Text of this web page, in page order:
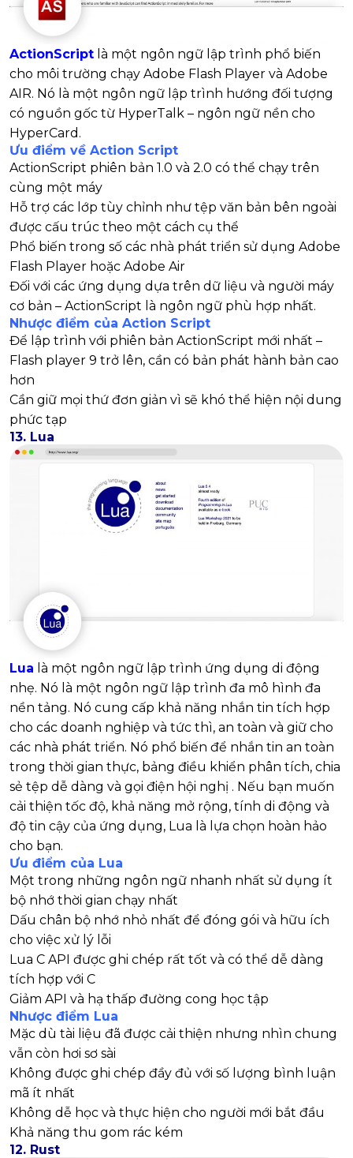
ActionScript là một ngôn ngữ lập trình phổ biến
cho môi trường chạy Adobe Flash Player và Adobe
AIR. Nó là một ngôn ngữ lập trình hướng đối tượng
có nguồn gốc từ HyperTalk – ngôn ngữ nền cho
HyperCard.
Ưu điểm về Action Script
ActionScript phiên bản 1.0 và 2.0 có thể chạy trên
cùng một máy
Hỗ trợ các lớp tùy chỉnh như tệp văn bản bên ngoài
được cấu trúc theo một cách cụ thể
Phổ biến trong số các nhà phát triển sử dụng Adobe
Flash Player hoặc Adobe Air
Đối với các ứng dụng dựa trên dữ liệu và người máy
cơ bản – ActionScript là ngôn ngữ phù hợp nhất.
Nhược điểm của Action Script
Để lập trình với phiên bản ActionScript mới nhất –
Flash player 9 trở lên, cần có bản phát hành bản cao
hơn
Cần giữ mọi thứ đơn giản vì sẽ khó thể hiện nội dung
phức tạp
13. Lua
Lua là một ngôn ngữ lập trình ứng dụng di động
nhẹ. Nó là một ngôn ngữ lập trình đa mô hình đa
nền tảng. Nó cung cấp khả năng nhắn tin tích hợp
cho các doanh nghiệp và tức thì, an toàn và giữ cho
các nhà phát triển. Nó phổ biến để nhắn tin an toàn
trong thời gian thực, bảng điều khiển phân tích, chia
sẻ tệp dễ dàng và gọi điện hội nghị . Nếu bạn muốn
cải thiện tốc độ, khả năng mở rộng, tính di động và
độ tin cậy của ứng dụng, Lua là lựa chọn hoàn hảo
cho bạn.
Ưu điểm của Lua
Một trong những ngôn ngữ nhanh nhất sử dụng ít
bộ nhớ thời gian chạy nhất
Dấu chân bộ nhớ nhỏ nhất để đóng gói và hữu ích
cho việc xử lý lỗi
Lua C API được ghi chép rất tốt và có thể dễ dàng
tích hợp với C
Giảm API và hạ thấp đường cong học tập
Nhược điểm Lua
Mặc dù tài liệu đã được cải thiện nhưng nhìn chung
vẫn còn hơi sơ sài
Không được ghi chép đầy đủ với số lượng bình luận
mã ít nhất
Không dễ học và thực hiện cho người mới bắt đầu
Khả năng thu gom rác kém
12. Rust